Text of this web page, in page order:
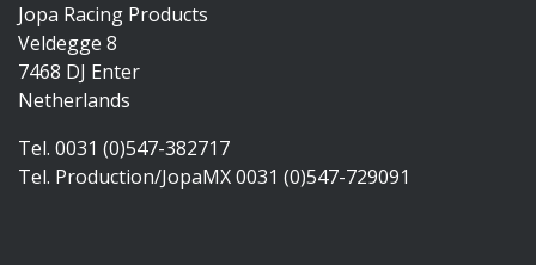
Jopa Racing Products
Veldegge 8
7468 DJ Enter
Netherlands
Tel. 0031 (0)547-382717
Tel. Production/JopaMX 0031 (0)547-729091